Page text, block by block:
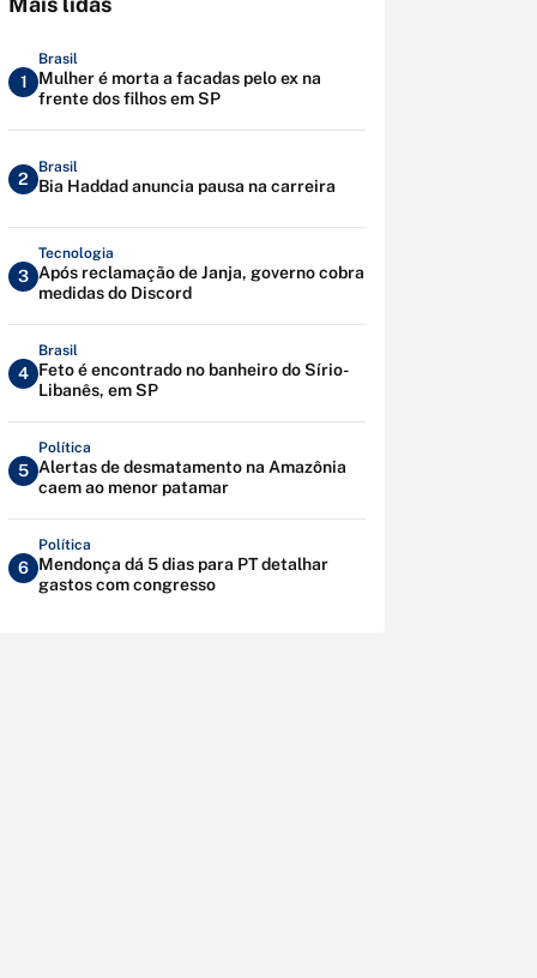
1
Brasil
Mulher é morta a facadas pelo ex na
frente dos filhos em SP
2
Brasil
Bia Haddad anuncia pausa na carreira
3
Tecnologia
Após reclamação de Janja, governo cobra
medidas do Discord
4
Brasil
Feto é encontrado no banheiro do Sírio-
Libanês, em SP
5
Política
Alertas de desmatamento na Amazônia
caem ao menor patamar
6
Política
Mendonça dá 5 dias para PT detalhar
gastos com congresso